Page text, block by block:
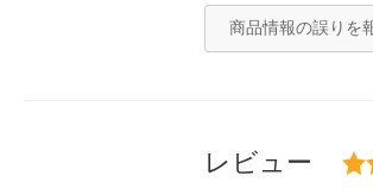
商品情報の誤りを
レビュー